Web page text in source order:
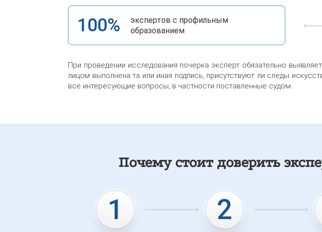
100%
экспертов с профильным
образованием
При проведении исследования почерка эксперт обязательно
лицом выполнена та или иная подпись, присутствуют ли следы
все интересующие вопросы, в частности поставленные судом.
Почему стоит доверить
1 2